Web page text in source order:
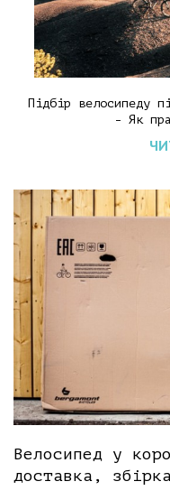
Підбір велосипеду
- Як
Велосипед у
доставка,